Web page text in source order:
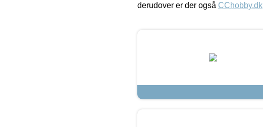
derudover er der også CChobby.dk